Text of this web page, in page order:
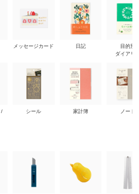
/
メッセージカード
シール
日記
家計簿
目的別
ダイアリ
ノート